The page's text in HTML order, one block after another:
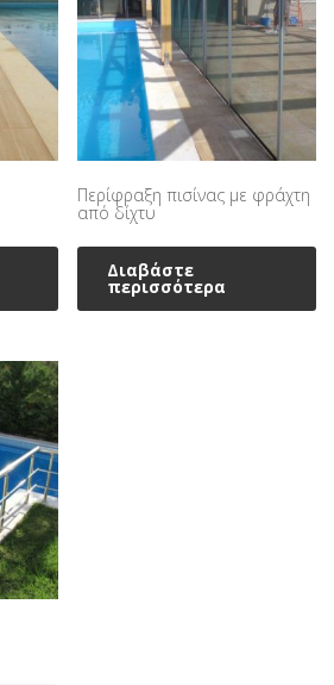
Περίφραξη πισίνας με φράχτη
από δίχτυ
Διαβάστε
περισσότερα